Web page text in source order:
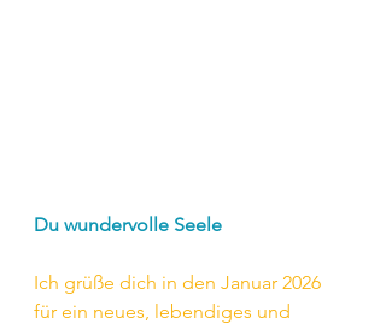
Du wundervolle Seele
Ich grüße dich in den Januar 2026
für ein neues, lebendiges und